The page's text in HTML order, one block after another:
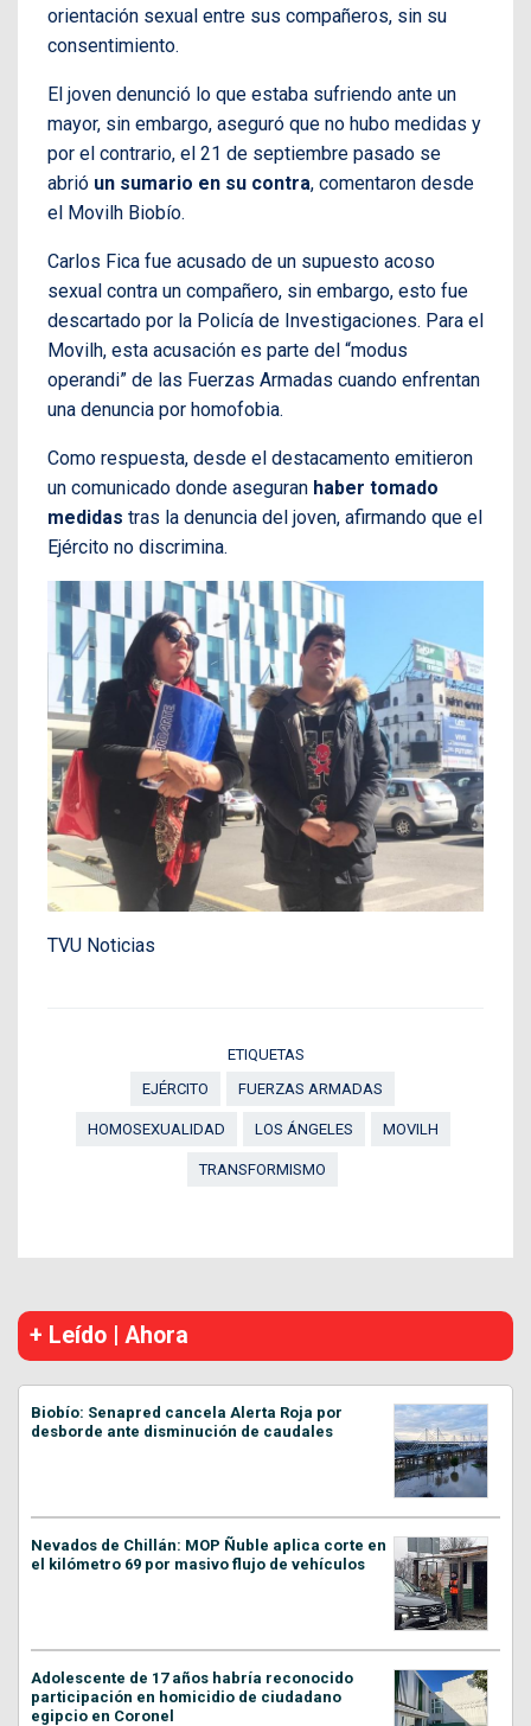
orientación sexual entre sus compañeros, sin su
consentimiento.
El joven denunció lo que estaba sufriendo ante un
mayor, sin embargo, aseguró que no hubo medidas y
por el contrario, el 21 de septiembre pasado se
abrió un sumario en su contra, comentaron desde
el Movilh Biobío.
Carlos Fica fue acusado de un supuesto acoso
sexual contra un compañero, sin embargo, esto fue
descartado por la Policía de Investigaciones. Para el
Movilh, esta acusación es parte del “modus
operandi” de las Fuerzas Armadas cuando enfrentan
una denuncia por homofobia.
Como respuesta, desde el destacamento emitieron
un comunicado donde aseguran haber tomado
medidas tras la denuncia del joven, afirmando que el
Ejército no discrimina.
TVU Noticias
ETIQUETAS
EJÉRCITO
FUERZAS ARMADAS
HOMOSEXUALIDAD LOS ÁNGELES MOVILH
TRANSFORMISMO
+ Leído | Ahora
Biobío: Senapred cancela Alerta Roja por
desborde ante disminución de caudales
Nevados de Chillán: MOP Ñuble aplica corte en
el kilómetro 69 por masivo flujo de vehículos
Adolescente de 17 años habría reconocido
participación en homicidio de ciudadano
egipcio en Coronel